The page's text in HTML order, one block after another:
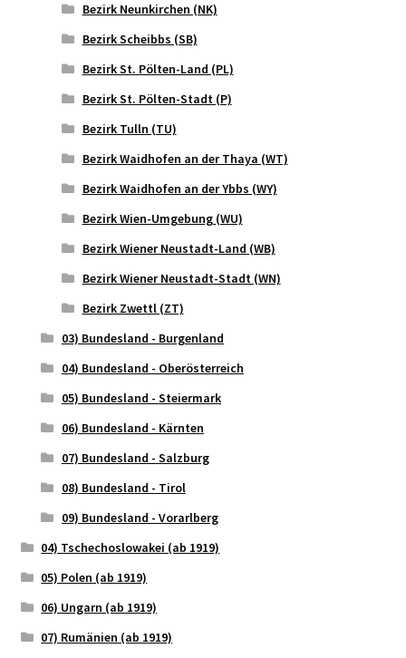
Bezirk Neunkirchen (NK)
Bezirk Scheibbs (SB)
Bezirk St. Pölten-Land (PL)
Bezirk St. Pölten-Stadt (P)
Bezirk Tulln (TU)
Bezirk Waidhofen an der Thaya (WT)
Bezirk Waidhofen an der Ybbs (WY)
Bezirk Wien-Umgebung (WU)
Bezirk Wiener Neustadt-Land (WB)
Bezirk Wiener Neustadt-Stadt (WN)
Bezirk Zwettl (ZT)
03) Bundesland - Burgenland
04) Bundesland - Oberösterreich
05) Bundesland - Steiermark
06) Bundesland - Kärnten
07) Bundesland - Salzburg
08) Bundesland - Tirol
09) Bundesland - Vorarlberg
04) Tschechoslowakei (ab 1919)
05) Polen (ab 1919)
06) Ungarn (ab 1919)
07) Rumänien (ab 1919)